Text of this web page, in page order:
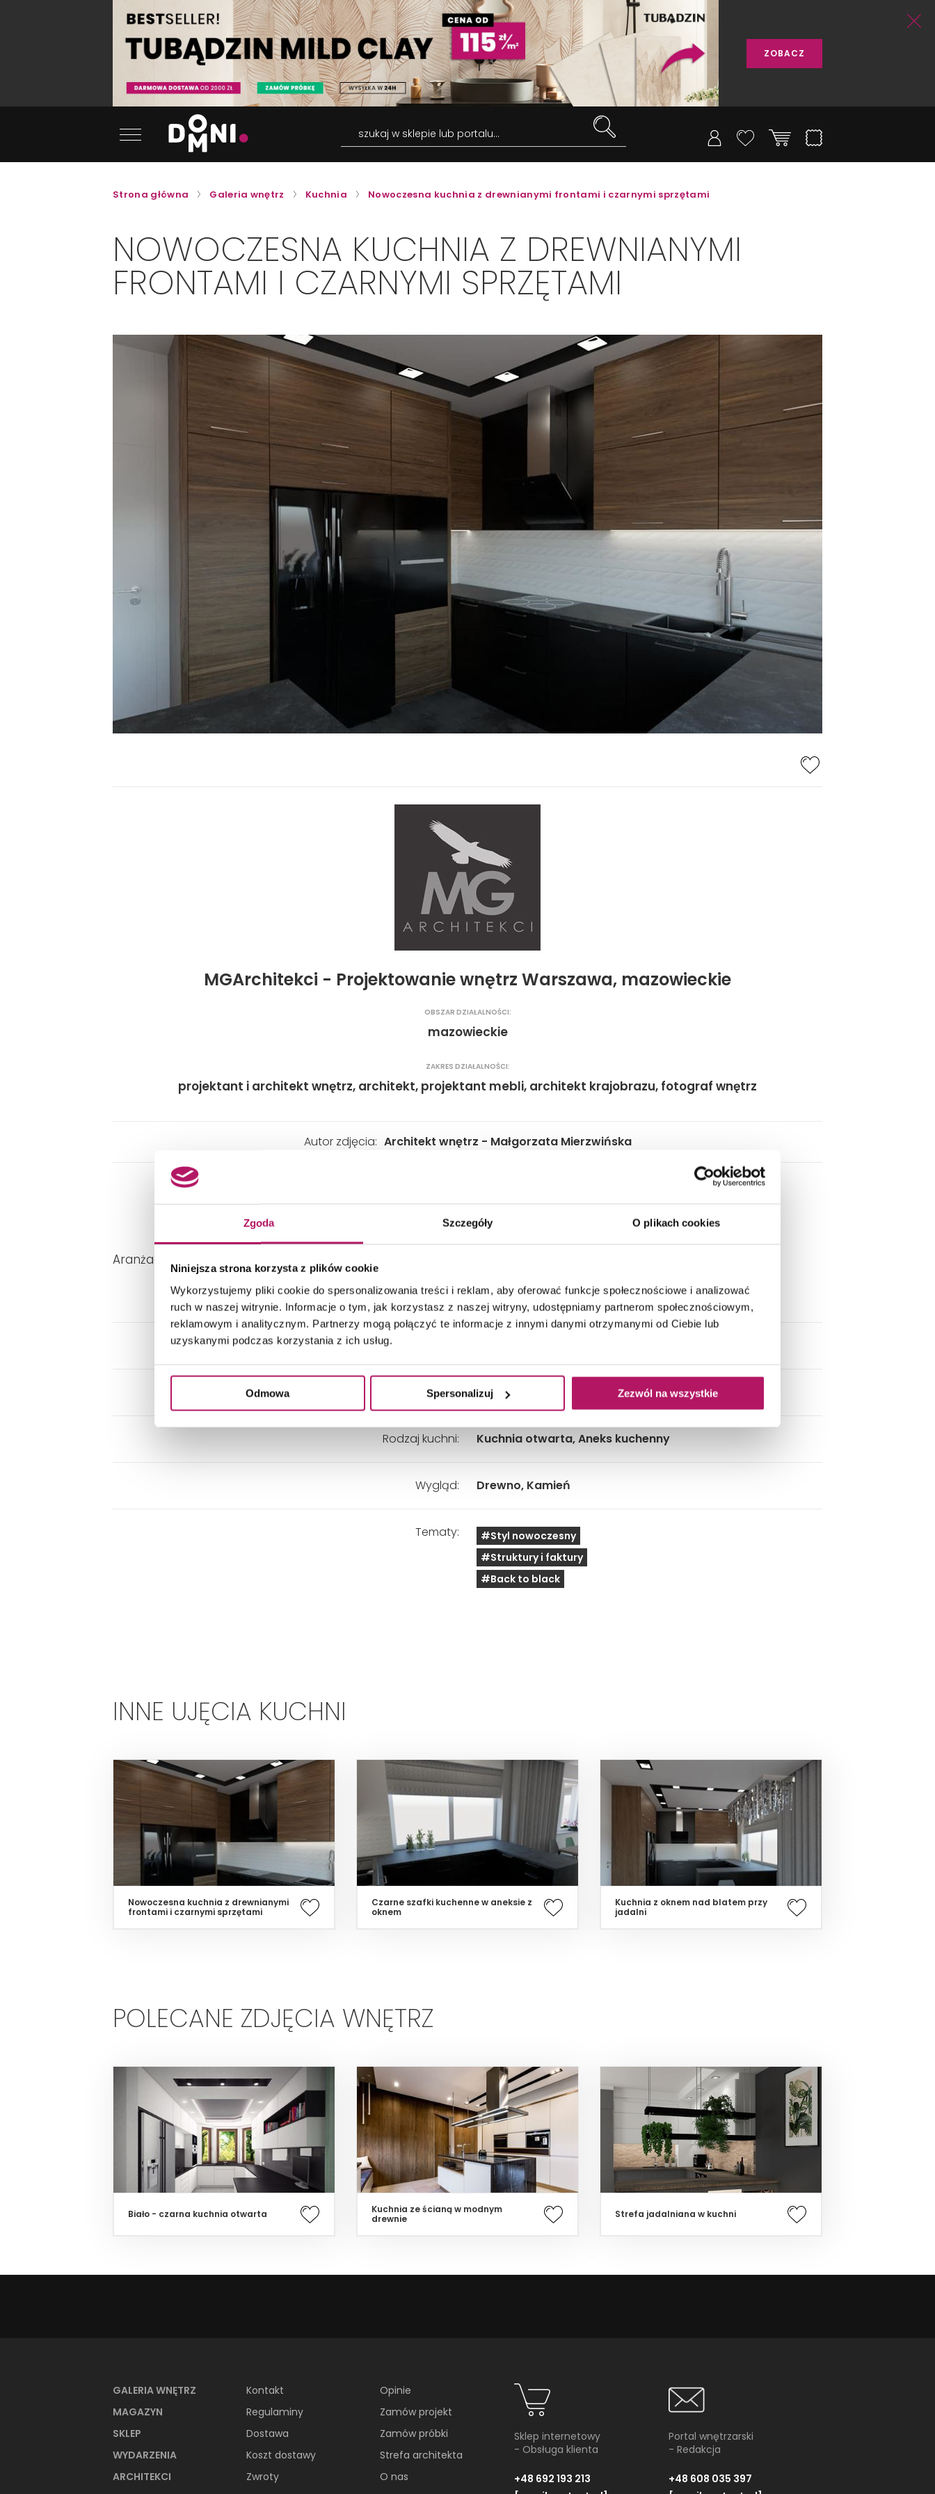
Zgoda Szczegóły O plikach cookies
Niniejsza strona korzysta z plików cookie
Wykorzystujemy pliki cookie do spersonalizowania treści i reklam, aby oferować funkcje społecznościowe i analizować
ruch w naszej witrynie. Informacje o tym, jak korzystasz z naszej witryny, udostępniamy partnerom społecznościowym,
reklamowym i analitycznym. Partnerzy mogą połączyć te informacje z innymi danymi otrzymanymi od Ciebie lub
uzyskanymi podczas korzystania z ich usług.
Odmowa Spersonalizuj Zezwól na wszystkie
ZOBACZ
szukaj w sklepie lub portalu...
Strona główna Galeria wnętrz Kuchnia Nowoczesna kuchnia z drewnianymi frontami i czarnymi sprzętami
NOWOCZESNA KUCHNIA Z DREWNIANYMI
FRONTAMI I CZARNYMI SPRZĘTAMI
MGArchitekci - Projektowanie wnętrz Warszawa, mazowieckie
OBSZAR DZIAŁALNOŚCI:
mazowieckie
ZAKRES DZIAŁALNOŚCI:
projektant i architekt wnętrz, architekt, projektant mebli, architekt krajobrazu, fotograf wnętrz
Autor zdjęcia: Architekt wnętrz - Małgorzata Mierzwińska
Aranżacja kuchni z drewnianymi i czarnymi frontami. Wnętrze w stylu nowoczesnym z czarnym blatem.
Dominujące kolory:
Styl kuchni: Nowoczesny
Rodzaj kuchni: Kuchnia otwarta, Aneks kuchenny
Wygląd: Drewno, Kamień
Tematy:
#Styl nowoczesny
#Struktury i faktury
#Back to black
INNE UJĘCIA KUCHNI
Nowoczesna kuchnia z drewnianymi
frontami i czarnymi sprzętami
Czarne szafki kuchenne w aneksie z
oknem
Kuchnia z oknem nad blatem przy
jadalni
POLECANE ZDJĘCIA WNĘTRZ
Biało - czarna kuchnia otwarta
Kuchnia ze ścianą w modnym
drewnie
Strefa jadalniana w kuchni
GALERIA WNĘTRZ
MAGAZYN
SKLEP
WYDARZENIA
ARCHITEKCI
Kontakt
Regulaminy
Dostawa
Koszt dostawy
Zwroty
Opinie
Zamów projekt
Zamów próbki
Strefa architekta
O nas
Sklep internetowy
- Obsługa klienta
+48 692 193 213
Portal wnętrzarski
- Redakcja
+48 608 035 397